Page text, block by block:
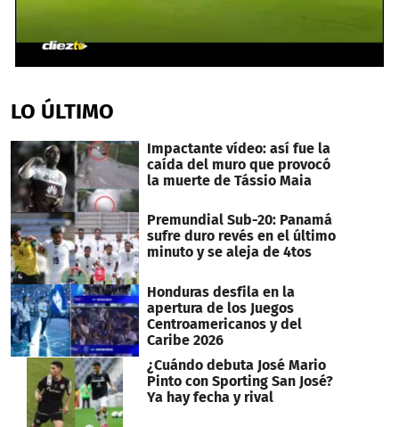
of
56
LO ÚLTIMO
Impactante vídeo: así fue la
caída del muro que provocó
la muerte de Tássio Maia
Premundial Sub-20: Panamá
sufre duro revés en el último
minuto y se aleja de 4tos
Honduras desfila en la
apertura de los Juegos
Centroamericanos y del
Caribe 2026
¿Cuándo debuta José Mario
Pinto con Sporting San José?
Ya hay fecha y rival